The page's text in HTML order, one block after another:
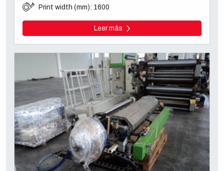
Print width (mm): 1600
Leer más